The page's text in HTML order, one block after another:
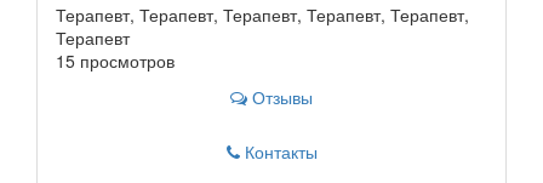
Терапевт, Терапевт, Терапевт, Терапевт, Терапевт,
Терапевт
15 просмотров
Отзывы
Контакты